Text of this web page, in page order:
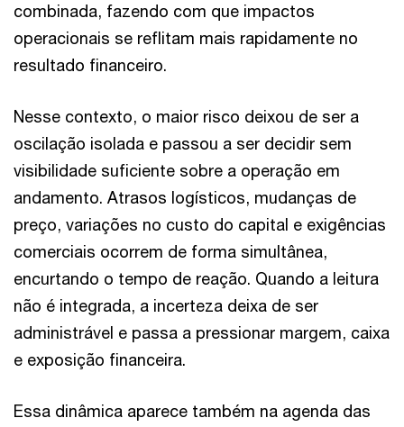
combinada, fazendo com que impactos
operacionais se reflitam mais rapidamente no
resultado financeiro.
Nesse contexto, o maior risco deixou de ser a
oscilação isolada e passou a ser decidir sem
visibilidade suficiente sobre a operação em
andamento. Atrasos logísticos, mudanças de
preço, variações no custo do capital e exigências
comerciais ocorrem de forma simultânea,
encurtando o tempo de reação. Quando a leitura
não é integrada, a incerteza deixa de ser
administrável e passa a pressionar margem, caixa
e exposição financeira.
Essa dinâmica aparece também na agenda das